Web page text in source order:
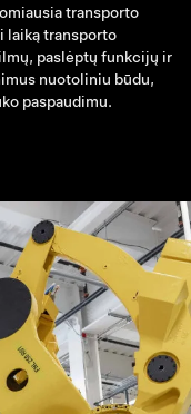
transporto
laiką transporto
paslėptų funkcijų ir
nuotoliniu būdu,
paspaudimu.